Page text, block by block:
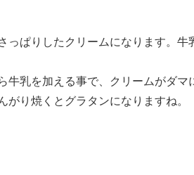
ぱりしたクリームになります。牛
乳を加える事で、クリームがダマ
り焼くとグラタンになりますね。